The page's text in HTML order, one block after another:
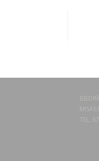
TEL.